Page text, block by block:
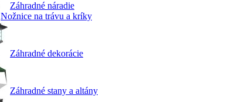
Záhradné náradie
Nožnice na trávu a kríky
Záhradné dekorácie
Záhradné stany a altány